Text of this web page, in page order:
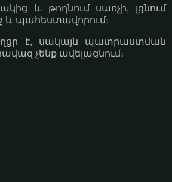
և թողնում սառչի, լցնում
և պահեստավորում։
է, սակայն պատրաստման
չենք ավելացնում։